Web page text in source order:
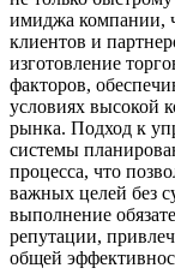
имиджа компании,
клиентов и
изготовление
факторов,
условиях высокой
рынка. Подход к
системы
процесса, что
важных целей без
выполнение
репутации,
общей